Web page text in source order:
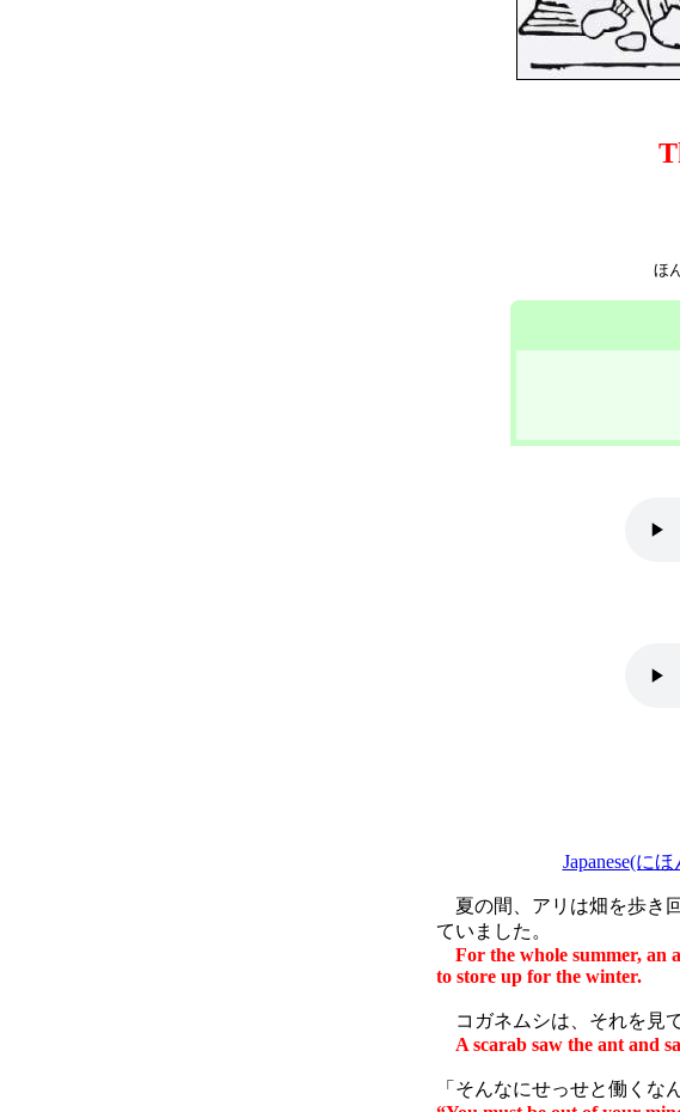
ほ
Japanese(に
夏の間、アリは畑を歩き
ていました。
For the whole summer, an
to store up for the winter.
コガネムシは、それを見て
A scarab saw the ant and
「そんなにせっせと働くな